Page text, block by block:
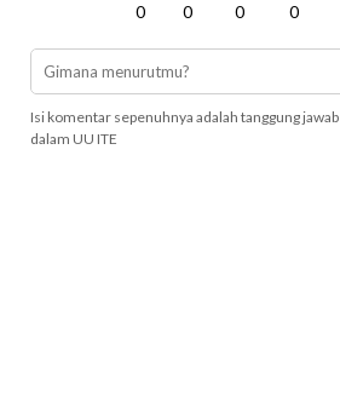
0 0 0 0
Isi komentar sepenuhnya adalah tanggung
dalam UU ITE